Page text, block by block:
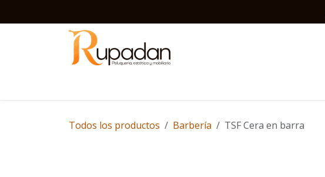
Todos los productos Barbería TSF Cera en barra